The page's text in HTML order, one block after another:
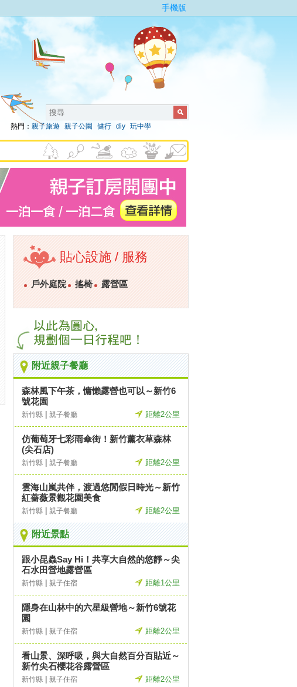
手機版
熱門： 親子旅遊 親子公園 健行 diy 玩中學
貼心設施 / 服務
戶外庭院 搖椅 露營區
附近親子餐廳
森林風下午茶，慵懶露營也可以～新竹6
號花園
新竹縣 親子餐廳 距離2公里
仿葡萄牙七彩雨傘街！新竹薰衣草森林
(尖石店)
新竹縣 親子餐廳 距離2公里
雲海山嵐共伴，渡過悠閒假日時光～新竹
紅薔薇景觀花園美食
新竹縣 親子餐廳 距離2公里
附近景點
跟小昆蟲Say Hi！共享大自然的悠靜～尖
石水田營地露營區
新竹縣 親子住宿 距離1公里
隱身在山林中的六星級營地～新竹6號花
園
新竹縣 親子住宿 距離2公里
看山景、深呼吸，與大自然百分百貼近～
新竹尖石櫻花谷露營區
新竹縣 親子住宿 距離2公里